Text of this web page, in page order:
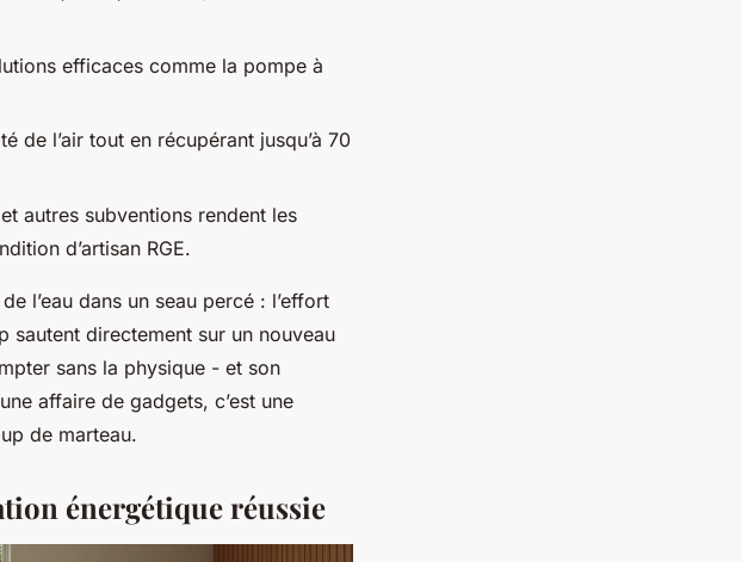
efficaces comme la pompe à
de l’air tout en récupérant jusqu’à 70
autres subventions rendent les
d’artisan RGE.
l’eau dans un seau percé : l’effort
sautent directement sur un nouveau
sans la physique - et son
affaire de gadgets, c’est une
de marteau.
énergétique réussie